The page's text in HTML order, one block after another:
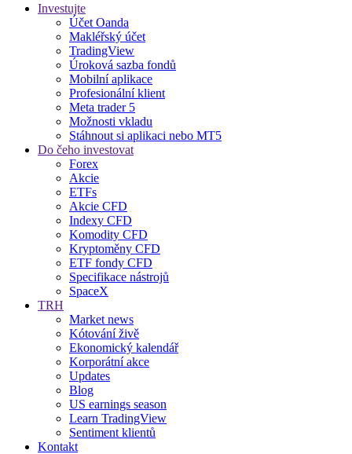
Investujte
Účet Oanda
Makléřský účet
TradingView
Úroková sazba fondů
Mobilní aplikace
Profesionální klient
Meta trader 5
Možnosti vkladu
Stáhnout si aplikaci nebo MT5
Do čeho investovat
Forex
Akcie
ETFs
Akcie CFD
Indexy CFD
Komodity CFD
Kryptoměny CFD
ETF fondy CFD
Specifikace nástrojů
SpaceX
TRH
Market news
Kótování živě
Ekonomický kalendář
Korporátní akce
Updates
Blog
US earnings season
Learn TradingView
Sentiment klientů
Kontakt